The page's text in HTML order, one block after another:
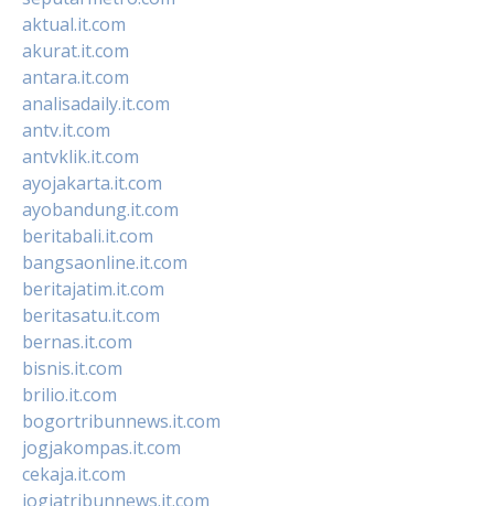
aktual.it.com
akurat.it.com
antara.it.com
analisadaily.it.com
antv.it.com
antvklik.it.com
ayojakarta.it.com
ayobandung.it.com
beritabali.it.com
bangsaonline.it.com
beritajatim.it.com
beritasatu.it.com
bernas.it.com
bisnis.it.com
brilio.it.com
bogortribunnews.it.com
jogjakompas.it.com
cekaja.it.com
jogjatribunnews.it.com